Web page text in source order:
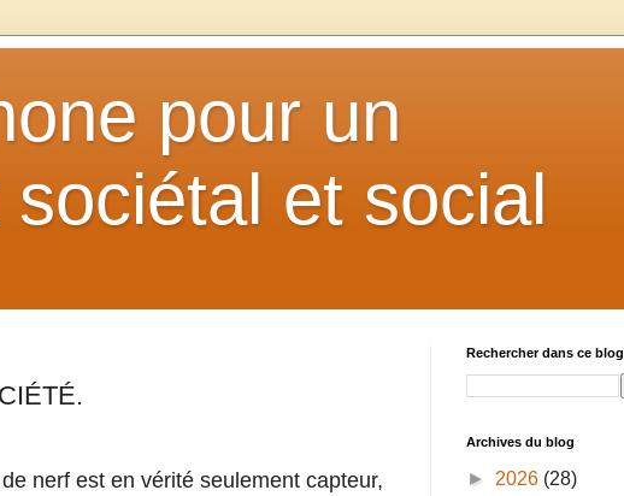
pour un
et social
nerf est en vérité seulement capteur,
Rechercher dans ce blog
Archives du blog
► 2026 (28)